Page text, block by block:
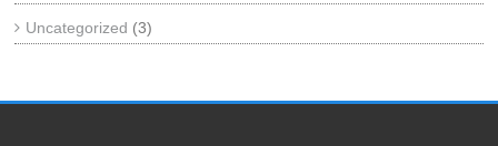
Uncategorized (3)